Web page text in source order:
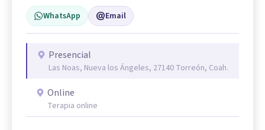
WhatsApp Email
Presencial
Las Noas, Nueva los Ángeles, 27140 Torreón, Coah.
Online
Terapia online